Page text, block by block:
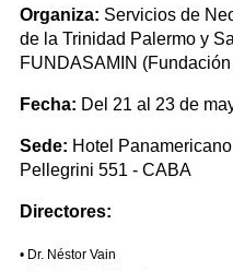
Organiza: Servicios de
de la Trinidad Palermo y
FUNDASAMIN
Fecha: Del 21 al 23 de
Sede: Hotel
Pellegrini 551 - CABA
Directores:
• Dr. Néstor Vain